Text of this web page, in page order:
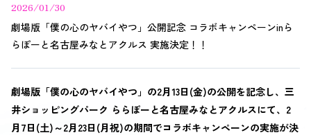
2026/01/30
劇場版「僕の心のヤバイやつ」公開記念 コラボキャンペーンinら
らぽーと名古屋みなとアクルス 実施決定！！
劇場版「僕の心のヤバイやつ」の2月13日(金)の公開を記念し、三
井ショッピングパーク ららぽーと名古屋みなとアクルスにて、2
月7日(土)～2月23日(月祝)の期間でコラボキャンペーンの実施が決